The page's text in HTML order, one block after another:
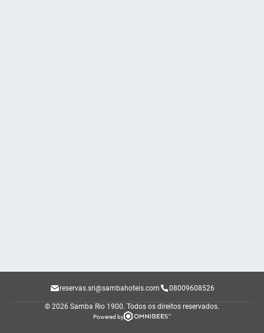
reservas.sri@sambahoteis.com 08009608526
© 2026 Samba Rio 1900. Todos os direitos reservados.
Powered by